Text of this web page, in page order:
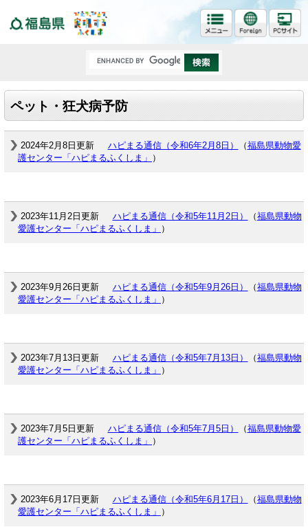
ペット・狂犬病予防
2024年2月8日更新 ハピまる通信（令和6年2月8日） （福島県動物愛
護センター「ハピまるふくしま」 ）
2023年11月2日更新 ハピまる通信（令和5年11月2日） （福島県動物
愛護センター「ハピまるふくしま」 ）
2023年9月26日更新 ハピまる通信（令和5年9月26日） （福島県動物
愛護センター「ハピまるふくしま」 ）
2023年7月13日更新 ハピまる通信（令和5年7月13日） （福島県動物
愛護センター「ハピまるふくしま」 ）
2023年7月5日更新 ハピまる通信（令和5年7月5日） （福島県動物愛
護センター「ハピまるふくしま」 ）
2023年6月17日更新 ハピまる通信（令和5年6月17日） （福島県動物
愛護センター「ハピまるふくしま」 ）